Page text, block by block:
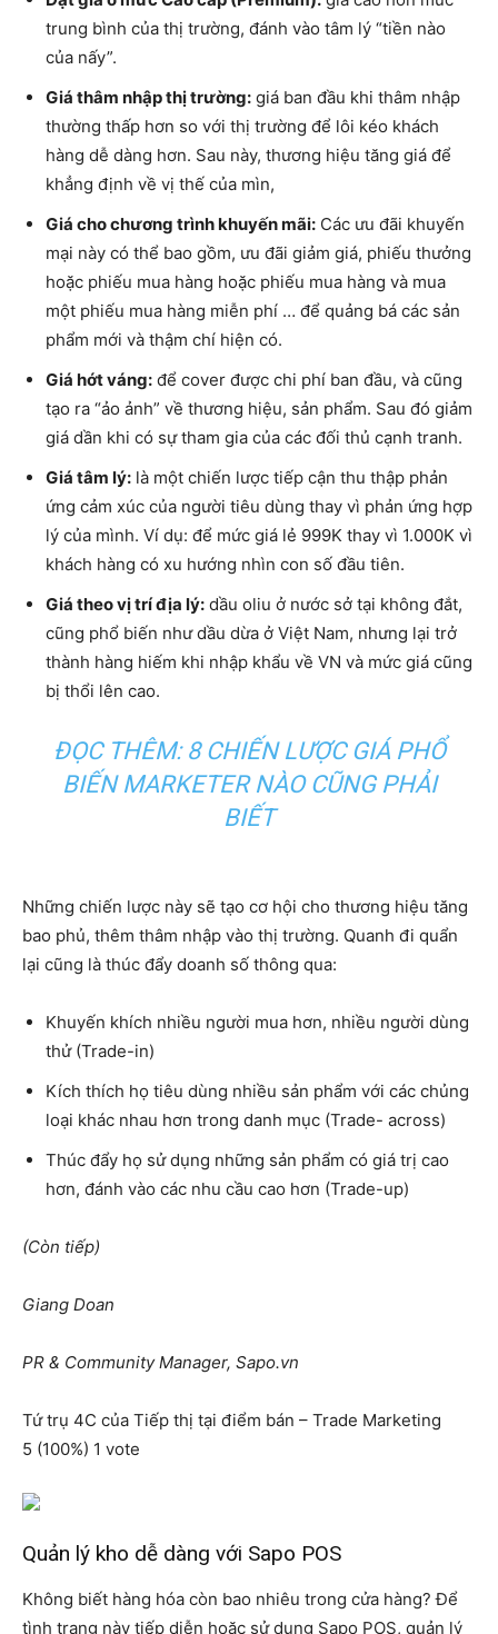
trung bình của thị trường, đánh vào tâm lý “tiền nào
của nấy”.
Giá thâm nhập thị trường: giá ban đầu khi thâm nhập
thường thấp hơn so với thị trường để lôi kéo khách
hàng dễ dàng hơn. Sau này, thương hiệu tăng giá để
khẳng định về vị thế của mìn,
Giá cho chương trình khuyến mãi: Các ưu đãi khuyến
mại này có thể bao gồm, ưu đãi giảm giá, phiếu thưởng
hoặc phiếu mua hàng hoặc phiếu mua hàng và mua
một phiếu mua hàng miễn phí … để quảng bá các sản
phẩm mới và thậm chí hiện có.
Giá hớt váng: để cover được chi phí ban đầu, và cũng
tạo ra “ảo ảnh” về thương hiệu, sản phẩm. Sau đó giảm
giá dần khi có sự tham gia của các đối thủ cạnh tranh.
Giá tâm lý: là một chiến lược tiếp cận thu thập phản
ứng cảm xúc của người tiêu dùng thay vì phản ứng hợp
lý của mình. Ví dụ: để mức giá lẻ 999K thay vì 1.000K vì
khách hàng có xu hướng nhìn con số đầu tiên.
Giá theo vị trí địa lý: dầu oliu ở nước sở tại không đắt,
cũng phổ biến như dầu dừa ở Việt Nam, nhưng lại trở
thành hàng hiếm khi nhập khẩu về VN và mức giá cũng
bị thổi lên cao.
ĐỌC THÊM: 8 CHIẾN LƯỢC GIÁ PHỔ
BIẾN MARKETER NÀO CŨNG PHẢI
BIẾT
Những chiến lược này sẽ tạo cơ hội cho thương hiệu tăng
bao phủ, thêm thâm nhập vào thị trường. Quanh đi quẩn
lại cũng là thúc đẩy doanh số thông qua:
Khuyến khích nhiều người mua hơn, nhiều người dùng
thử (Trade-in)
Kích thích họ tiêu dùng nhiều sản phẩm với các chủng
loại khác nhau hơn trong danh mục (Trade- across)
Thúc đẩy họ sử dụng những sản phẩm có giá trị cao
hơn, đánh vào các nhu cầu cao hơn (Trade-up)
(Còn tiếp)
Giang Doan
PR & Community Manager, Sapo.vn
Tứ trụ 4C của Tiếp thị tại điểm bán – Trade Marketing
5 (100%) 1 vote
Quản lý kho dễ dàng với Sapo POS
Không biết hàng hóa còn bao nhiêu trong cửa hàng? Để
tình trạng này tiếp diễn hoặc sử dụng Sapo POS, quản lý